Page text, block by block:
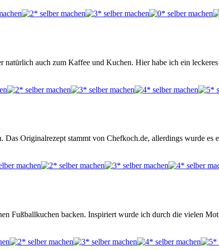
auch zum Kaffee und Kuchen. Hier habe ich ein
Das Originalrezept stammt von Chefkoch.de, allerdings wurde es
Fußballkuchen backen. Inspiriert wurde ich durch die vielen